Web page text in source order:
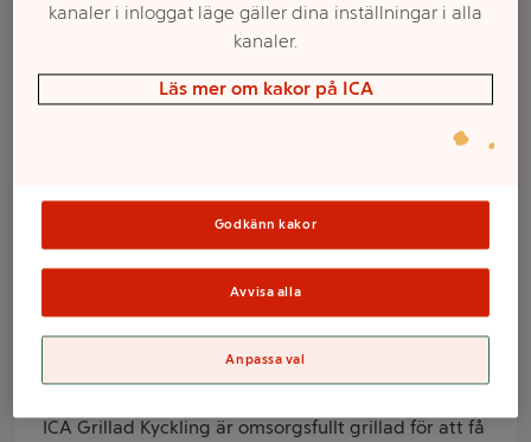
180g ICA
ICA
Produktinformation
ICA Grillad Kyckling är omsorgsfullt grillad för att få
Sortimentet kan variera mellan butikerna
kanaler i inloggat läge gäller dina inställningar i alla
kanaler.
Läs mer om kakor på ICA
Godkänn kakor
Avvisa alla
Anpassa val